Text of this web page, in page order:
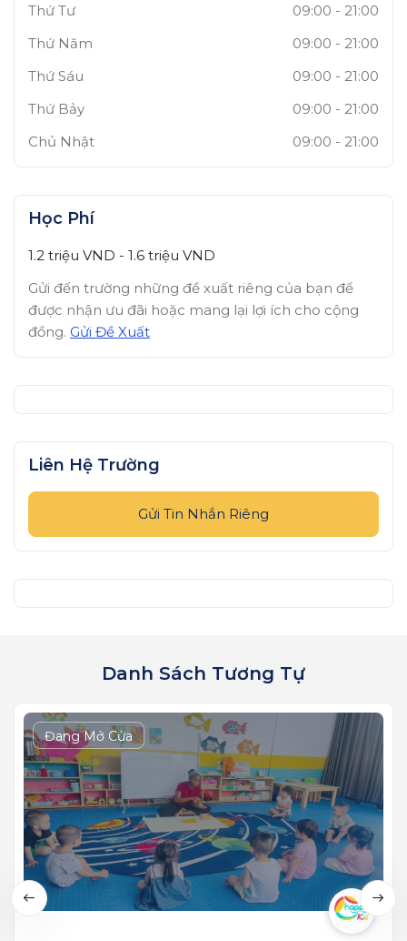
Thứ Tư
09:00 - 21:00
Thứ Năm
09:00 - 21:00
Thứ Sáu
09:00 - 21:00
Thứ Bảy
09:00 - 21:00
Chủ Nhật
09:00 - 21:00
Học Phí
1.2 triệu VND - 1.6 triệu VND
Gửi đến trường những đề xuất riêng của bạn để
được nhận ưu đãi hoặc mang lại lợi ích cho cộng
đồng. Gửi Đề Xuất
Liên Hệ Trường
Gửi Tin Nhắn Riêng
Danh Sách Tương Tự
Đang Mở Cửa